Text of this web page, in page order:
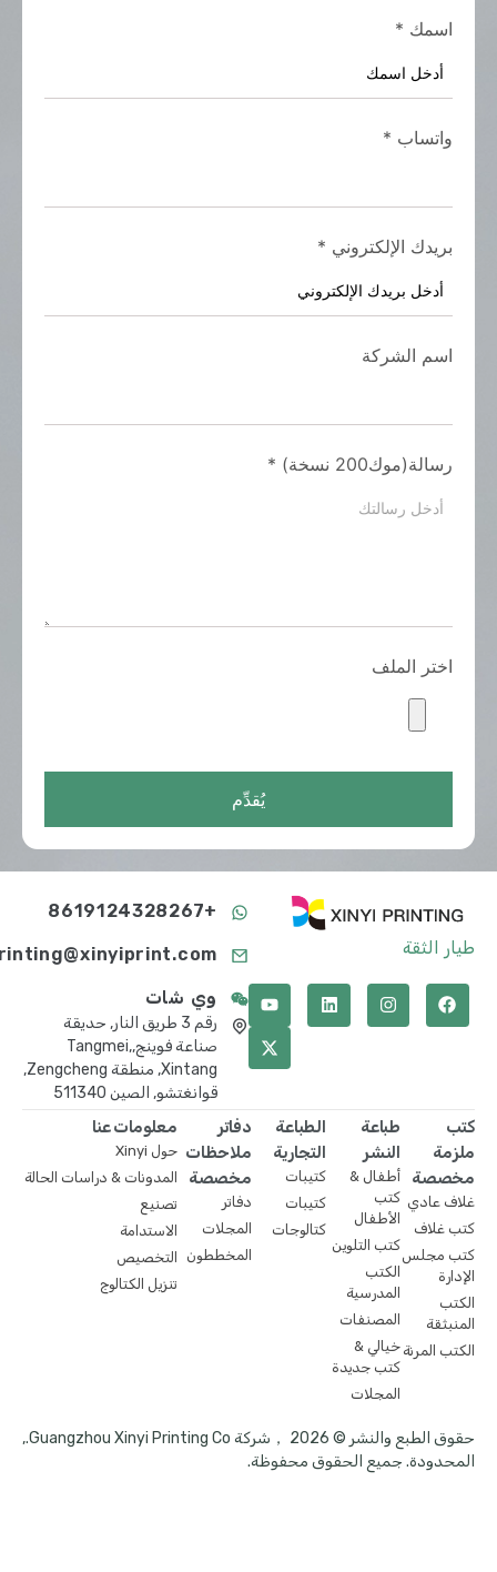
اسمك *
واتساب *
بريدك الإلكتروني *
اسم الشركة
رسالة(موك200 نسخة) *
اختر الملف
يُقدِّم
طيار الثقة printing@xinyiprint.com
وي شات
رقم 3 طريق النار, حديقة
صناعة فوينج,Tangmei,
Xintang, منطقة Zengcheng,
قوانغتشو, الصين 511340
كتب
ملزمة
مخصصة
غلاف عادي
كتب غلاف
كتب مجلس
الإدارة
الكتب
المنبثقة
الكتب المرنة
طباعة
النشر
أطفال &
كتب
الأطفال
كتب التلوين
الكتب
المدرسية
المصنفات
خيالي &
كتب جديدة
المجلات
الطباعة
التجارية
كتيبات
كتيبات
كتالوجات
دفاتر
ملاحظات
مخصصة
دفاتر
المجلات
المخططون
معلومات عنا
حول Xinyi
المدونات & دراسات الحالة
تصنيع
الاستدامة
التخصيص
تنزيل الكتالوج
حقوق الطبع والنشر © 2026 ，شركة Guangzhou Xinyi Printing Co.,
المحدودة. جميع الحقوق محفوظة.